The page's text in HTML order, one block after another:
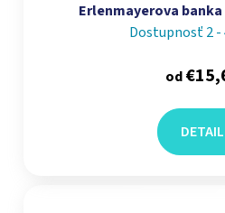
Erlenmayerova banka
Dostupnosť 2 -
od
DETAIL